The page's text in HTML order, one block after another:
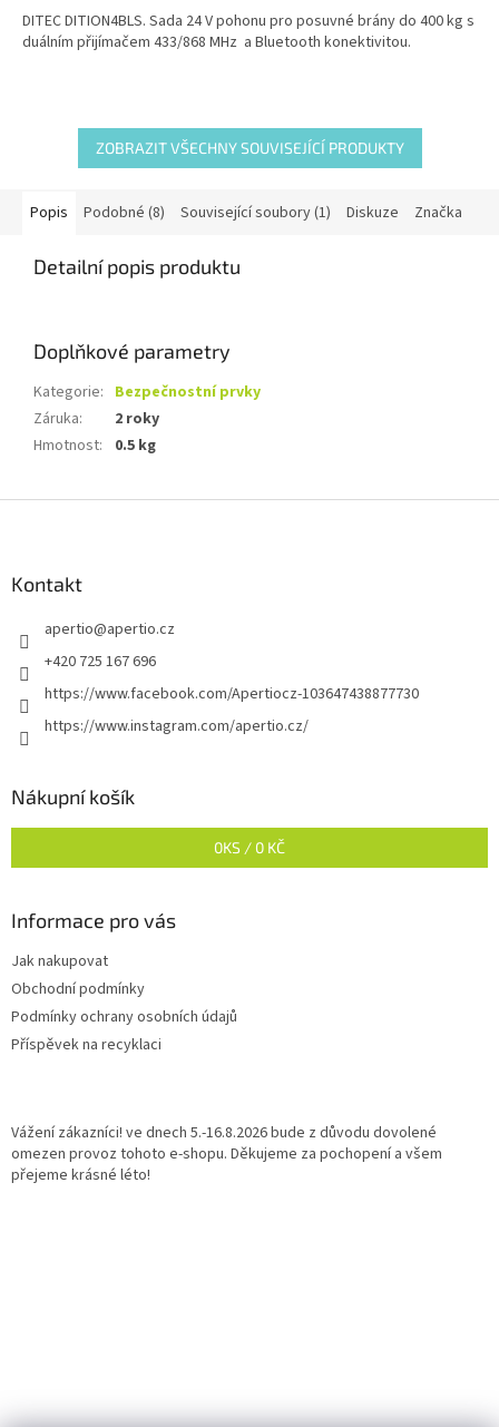
DITEC DITION4BLS. Sada 24 V pohonu pro posuvné brány do 400 kg s
duálním přijímačem 433/868 MHz a Bluetooth konektivitou.
ZOBRAZIT VŠECHNY SOUVISEJÍCÍ PRODUKTY
Popis Podobné (8) Související soubory (1) Diskuze Značka
Detailní popis produktu
Doplňkové parametry
Kategorie: Bezpečnostní prvky
Záruka:
2 roky
Hmotnost: 0.5 kg
Kontakt
apertio@apertio.cz
+420 725 167 696
https://www.facebook.com/Apertiocz-103647438877730
https://www.instagram.com/apertio.cz/
Nákupní košík
0KS / 0 KČ
Informace pro vás
Jak nakupovat
Obchodní podmínky
Podmínky ochrany osobních údajů
Příspěvek na recyklaci
Vážení zákazníci! ve dnech 5.-16.8.2026 bude z důvodu dovolené
omezen provoz tohoto e-shopu. Děkujeme za pochopení a všem
přejeme krásné léto!